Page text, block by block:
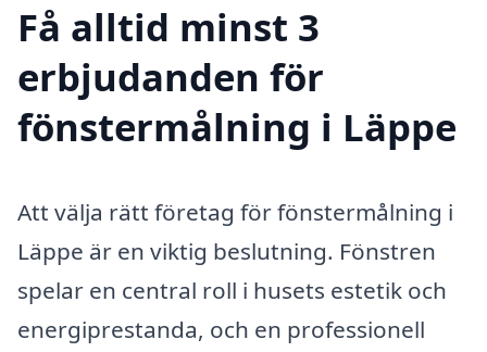
Få alltid minst 3
erbjudanden för
fönstermålning i Läppe
Att välja rätt företag för fönstermålning i
Läppe är en viktig beslutning. Fönstren
spelar en central roll i husets estetik och
energiprestanda, och en professionell